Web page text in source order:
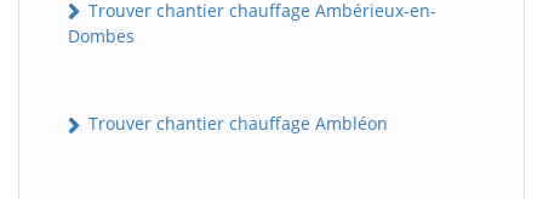
Trouver chantier chauffage Ambérieux-en-
Dombes
Trouver chantier chauffage Ambléon